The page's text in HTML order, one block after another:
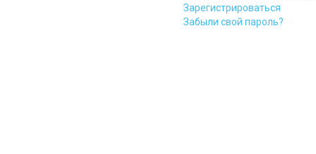
Зарегистрироваться
Забыли свой пароль?